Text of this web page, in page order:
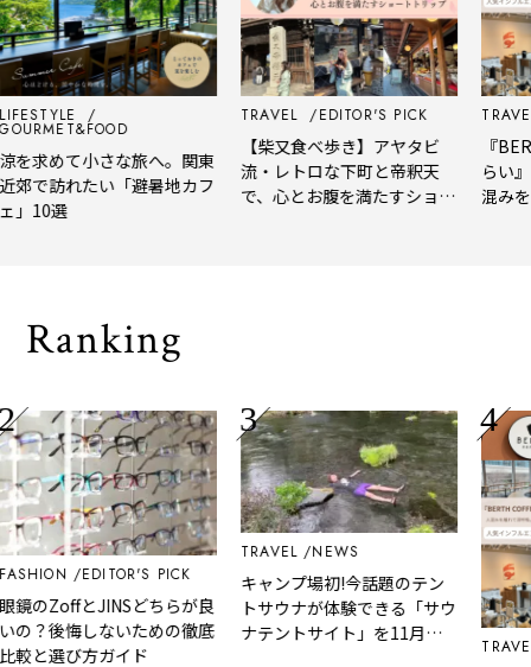
を求めて小さな旅へ。関東
郊で訪れたい「避暑地カフ
」10選
TRAVEL EDITOR'S PICK
【柴又食べ歩き】アヤタビ
流・レトロな下町と帝釈天
で、心とお腹を満たすショー
『
らい
混み
Ranking
EDITOR'S PICK
鏡のZoffとJINSどちらが良
の？後悔しないための徹底
較と選び方ガイド
TRAVEL NEWS
キャンプ場初!今話題のテン
トサウナが体験できる「サウ
ナテントサイト」を11月に